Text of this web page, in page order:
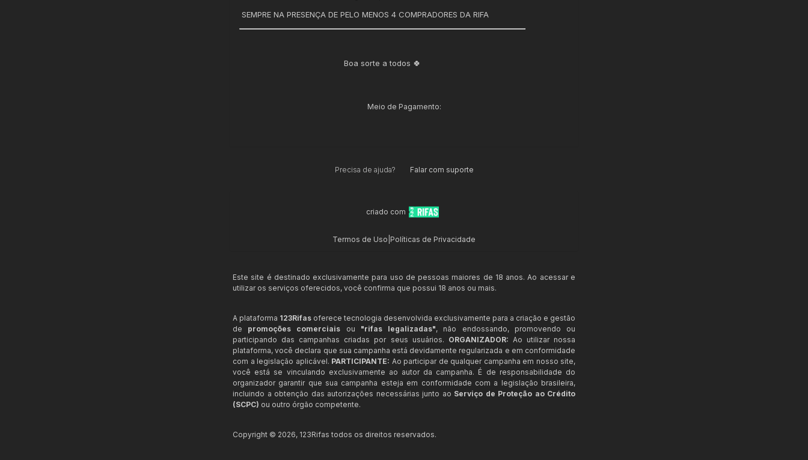
SEMPRE NA PRESENÇA DE PELO MENOS 4 COMPRADORES DA RIFA
Boa sorte a todos 🍀
Meio de Pagamento:
Precisa de ajuda? Falar com suporte
criado com
Termos de Uso Políticas de Privacidade
Este site é destinado exclusivamente para uso de pessoas maiores de 18 anos. Ao acessar e
utilizar os serviços oferecidos, você confirma que possui 18 anos ou mais.
A plataforma 123Rifas oferece tecnologia desenvolvida exclusivamente para a criação e gestão
de promoções comerciais ou "rifas legalizadas", não endossando, promovendo ou
participando das campanhas criadas por seus usuários. ORGANIZADOR: Ao utilizar nossa
plataforma, você declara que sua campanha está devidamente regularizada e em conformidade
com a legislação aplicável. PARTICIPANTE: Ao participar de qualquer campanha em nosso site,
você está se vinculando exclusivamente ao autor da campanha. É de responsabilidade do
organizador garantir que sua campanha esteja em conformidade com a legislação brasileira,
incluindo a obtenção das autorizações necessárias junto ao Serviço de Proteção ao Crédito
(SCPC) ou outro órgão competente.
Copyright © 2026, 123Rifas todos os direitos reservados.